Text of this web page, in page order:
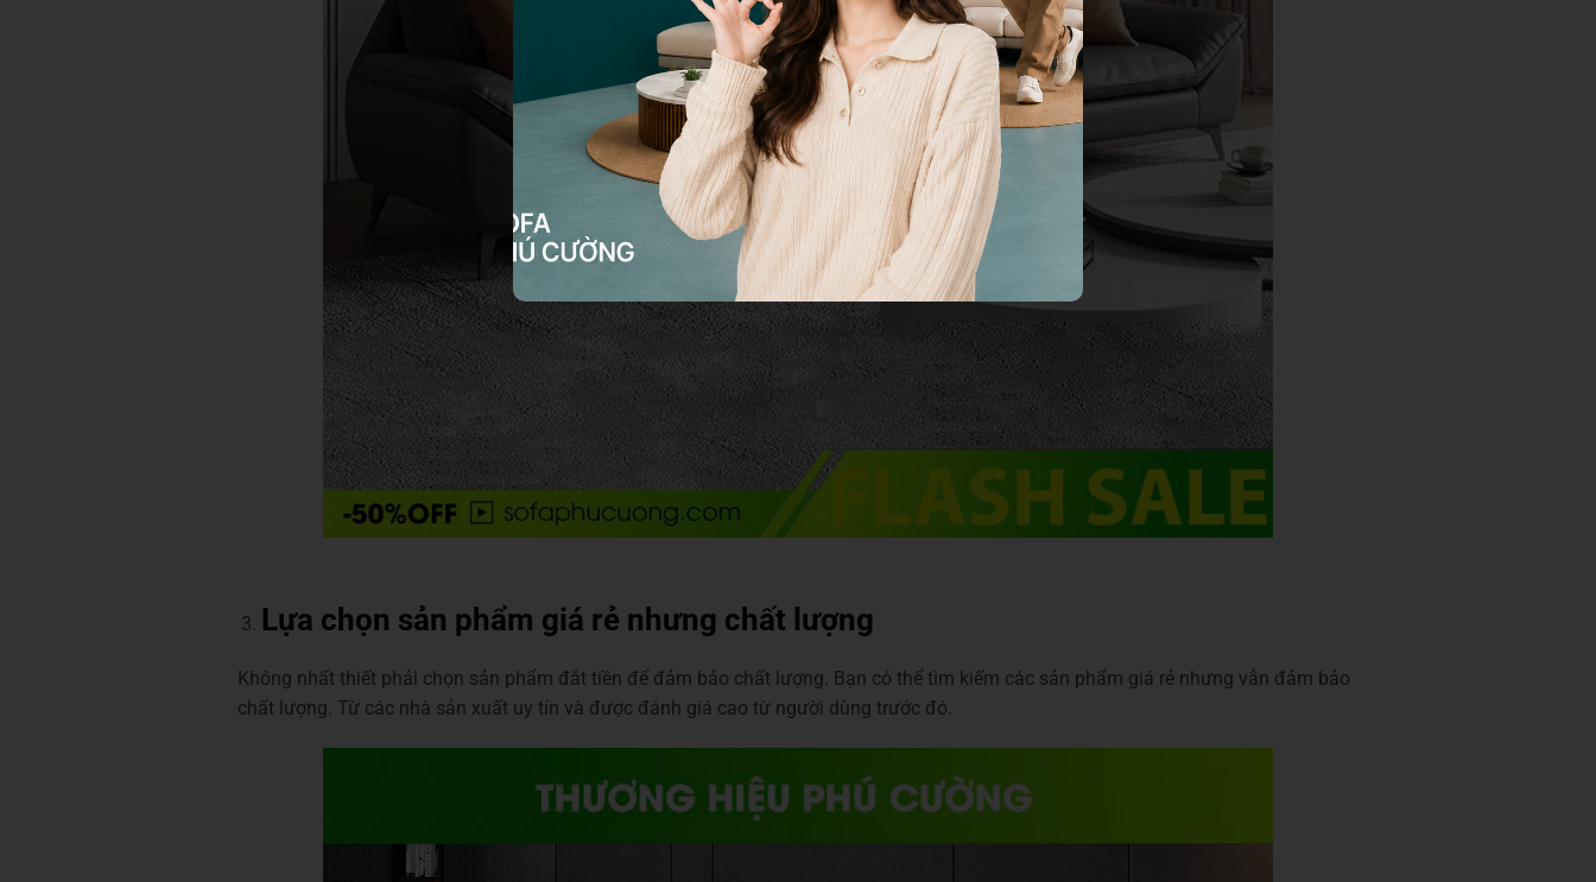
Lựa chọn sản phẩm giá rẻ nhưng chất lượng
Không nhất thiết phải chọn sản phẩm đắt tiền để đảm bảo chất lượng. Bạn có thể tìm kiếm các sản phẩm giá rẻ nhưng vẫn đảm bảo
chất lượng. Từ các nhà sản xuất uy tín và được đánh giá cao từ người dùng trước đó.